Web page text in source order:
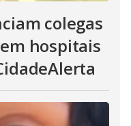
colegas
hospitais